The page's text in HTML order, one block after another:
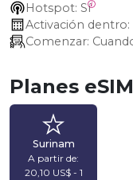
Hotspot: Sí
Activación dentro:
Comenzar:
Planes
Surinam
A partir de:
20,10 US$ - 1